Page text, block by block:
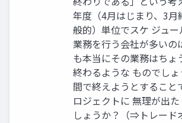
年度（4月はじまり、3月
般的）単位でスケ ジュー
業務を行う会社が多いの
も本当にその業務はちょ
終わるような ものでし
間で終えようとすること
ロジェクトに 無理が出
しょうか？（⇒トレード